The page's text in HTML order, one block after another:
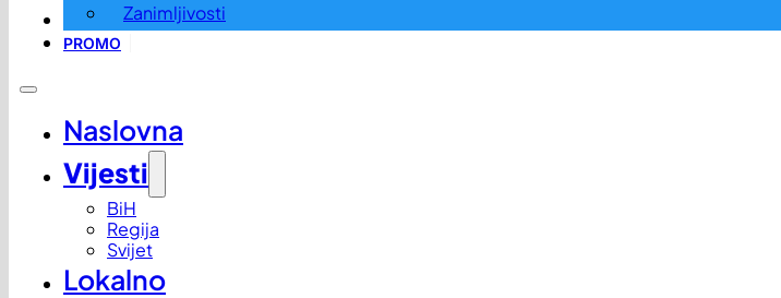
Zanimljivosti
OGLASI I KONKURSI
PROMO
Naslovna
Vijesti
BiH
Regija
Svijet
Lokalno